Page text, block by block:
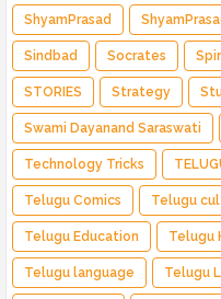
ShyamPrasad
Sindbad Socrates
STORIES Strategy
Swami Dayanand Saraswati
Technology Tricks
Telugu Comics Telugu
Telugu Education Telugu
Telugu language Telugu